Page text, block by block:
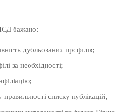
бажано:
дубльованих профілів;
за необхідності;
правильності списку публікацій;